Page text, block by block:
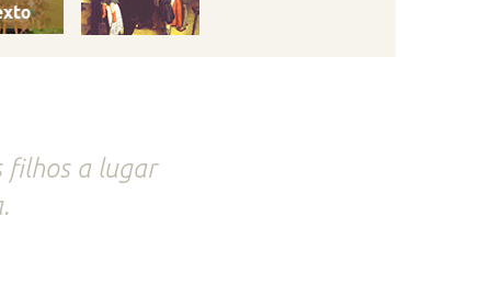
filhos a lugar